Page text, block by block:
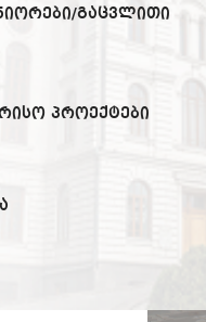
გაცვლითი
პროექტები